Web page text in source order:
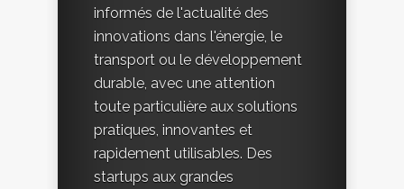
informés de l'actualité des
innovations dans l'énergie, le
transport ou le développement
durable, avec une attention
toute particulière aux solutions
pratiques, innovantes et
rapidement utilisables. Des
startups aux grandes